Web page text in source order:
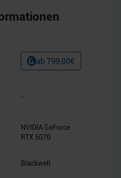
ab 799,00€
–
NVIDIA GeForce
RTX 5070
Blackwell